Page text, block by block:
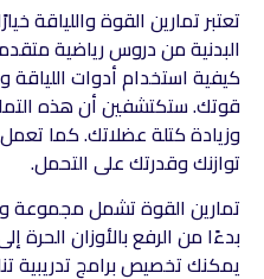
تعتبر تمارين القوة واللياقة
البدنية من دروس رياضية
كيفية استخدام أدوات اللياقة
قوتك. ستكتشفين أن هذه
وزيادة كتلة عضلاتك. كما
توازنك وقدرتك على التحمل.
تمارين القوة تشمل مجموعة
بدءًا من الرفع بالأوزان الحرة
يمكنك تخصيص برامج